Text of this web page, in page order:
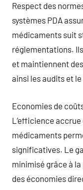
Respect des
systèmes PDA
médicaments suit
réglementations.
et maintiennent
ainsi les audits et
Economies de
L’efficience
médicaments
significatives. Le
minimisé grâce à
des économies